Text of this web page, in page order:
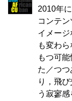
2010年
コンテ
イメー
も変わ
もつ可
た／つ
り，飛
う寂寥